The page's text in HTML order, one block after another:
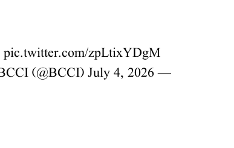
pic.twitter.com/zpLtixYDgM
— BCCI (@BCCI)
July 4, 2026